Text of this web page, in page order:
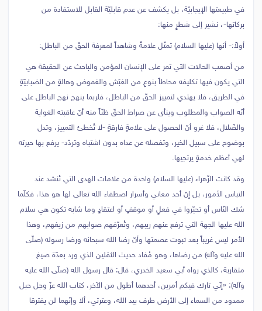
في طبيعتها الإيجابيّة، بل يكشف عن عدم قابليّة القابل للاستفادة من
بركاتها-، نشير إلى شطرٍ منها:
أولاً:- أنها (عليها السلام) تمثّل علامةً وشاهداً لمعرفة الحقّ من الباطل:
من أصعب الحالات التي تمر على الإنسان المؤمن والباحث عن الحقيقة هي
التي يكون فيها تكليفه محاطاً بنوعٍ من الغبَش والغموض وهالةٍ من الضبابيّةِ
في الطريق، فلا يهتدي لتمييز الحقّ من الباطل، فلربما ينهج نهج الباطل على
أنّه الصواب والمطلوب وينأى عن صراط الحقّ ظنّاً منه أنّ عاقبته الغواية
والضّلال، فلا غرو أنّ الحصول على علامةٍ فارقةٍ -لا تُخطئ التمييز، وتدل
بوضوح على سبيل الخير، وتفصله عن عداه بدون اشتباه وتردّد- يرفع بها حيرته
لهي أعظم خدمةٍ يرتجيها.
وقد كانت الزّهراء (عليها السلام) واحدة من علامات الهدى التي تُنشد عند
التباس الأمور، بل إنّ أحد معاني وأسرار اصطفاء الله تعالى لها هو هذا، فكلّما
شك النّاس أو تحيّروا في فعلٍ أو موقفٍ أو اعتقادٍ وما شابه تكون هي سلام
الله عليها الجهة التي ترفع عنهم ريبهم، وتُعرّفهم صوابهم من زيغهم، وهذا
الأمر ليس غريباً بعد ثبوت عصمتها وأنّ رضا الله سبحانه ورضا رسوله (صلّى
الله عليه وآله) من رضاها، وهو مُفاد حديث الثقلين الذي ورد بعدّة صيغ
متقاربة، كالذي رواه أبي سعيد الخدري، قال: قال رسول الله (صلّى الله عليه
وآله): «إنّي تارك فيكم أمرين، أحدهما أطول من الآخر، كتاب الله عزّ وجل حبل
ممدود من السماء إلى الأرض طرف بيد الله، وعترتي، ألا وإنّهما لن يفترقا